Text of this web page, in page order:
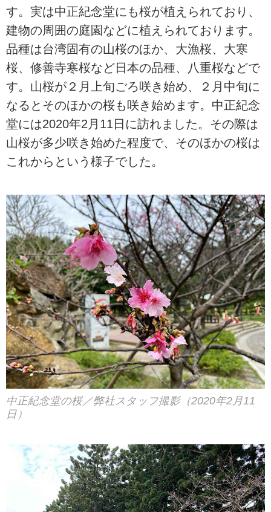
す。実は中正紀念堂にも桜が植えられており、
建物の周囲の庭園などに植えられております。
品種は台湾固有の山桜のほか、大漁桜、大寒
桜、修善寺寒桜など日本の品種、八重桜などで
す。山桜が２月上旬ごろ咲き始め、２月中旬に
なるとそのほかの桜も咲き始めます。中正紀念
堂には2020年2月11日に訪れました。その際は
山桜が多少咲き始めた程度で、そのほかの桜は
これからという様子でした。
中正紀念堂の桜／弊社スタッフ撮影（2020年2月11
日）